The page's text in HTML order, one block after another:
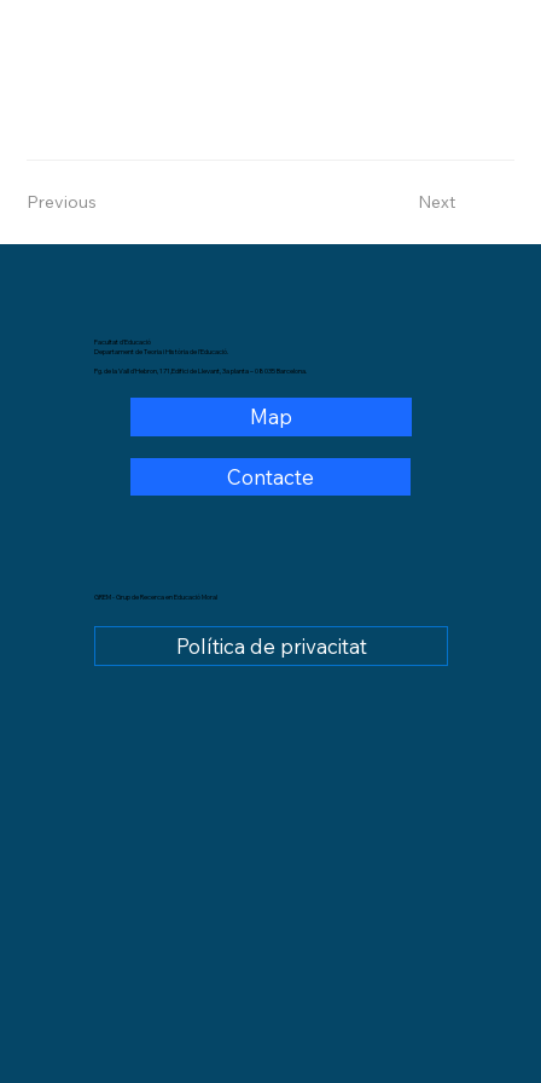
Previous Next
GREM - Grup de Recerca en Educació Moral
Política de privacitat
Facultat d'Educació
Departament de Teoria i Història de l'Educació.
Pg. de la Vall d'Hebron, 171,Edifici de Llevant, 3a planta – 08035 Barcelona.
Map
Contacte